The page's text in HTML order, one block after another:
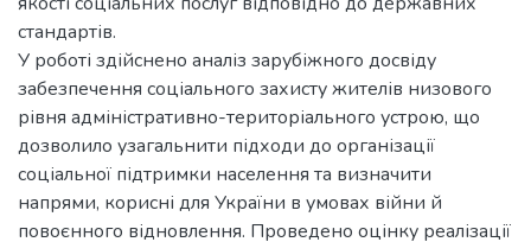
стандартів.
У роботі здійснено аналіз зарубіжного досвіду
забезпечення соціального захисту жителів низового
рівня адміністративно-територіального устрою, що
дозволило узагальнити підходи до організації
соціальної підтримки населення та визначити
напрями, корисні для України в умовах війни й
повоєнного відновлення. Проведено оцінку реалізації